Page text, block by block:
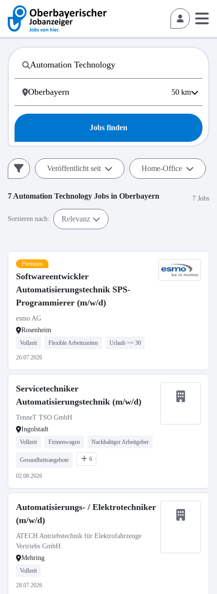
50 km
Jobs finden
Veröffentlicht seit Home-Office
7 Automation Technology Jobs in Oberbayern 7 Jobs
Sortieren nach: Relevanz
Premium
Softwareentwickler
Automatisierungstechnik SPS-
Programmierer (m/w/d)
esmo AG
Rosenheim
Vollzeit Flexible Arbeitszeiten Urlaub >= 30
26.07.2026
Servicetechniker
Automatisierungstechnik (m/w/d)
TenneT TSO GmbH
Ingolstadt
Vollzeit Firmenwagen Nachhaltiger Arbeitgeber
Gesundheitsangebote 6
02.08.2026
Automatisierungs- / Elektrotechniker
(m/w/d)
ATECH Antriebstechnik für Elektrofahrzeuge
Vertriebs GmbH
Mehring
Vollzeit
28.07.2026